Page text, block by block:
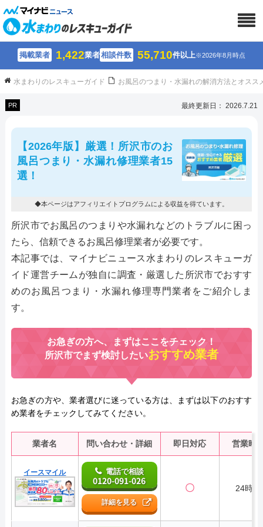
掲載業者 1,422業者相談件数 55,710件以上※2026年8月時点
水まわりのレスキューガイド お風呂のつまり・水漏れの解消方法とオスス
PR 最終更新日： 2026.7.21
【2026年版】厳選！所沢市のお
風呂つまり・水漏れ修理業者15
選！
◆本ページはアフィリエイトプログラムによる収益を得ています。
所沢市でお風呂のつまりや水漏れなどのトラブルに困っ
たら、信頼できるお風呂修理業者が必要です。
本記事では、マイナビニュース水まわりのレスキューガ
イド運営チームが独自に調査・厳選した所沢市でおすす
めのお風呂つまり・水漏れ修理専門業者をご紹介しま
す。
お急ぎの方へ、まずはここをチェック！
所沢市でまず検討したいおすすめ業者
お急ぎの方や、業者選びに迷っている方は、まずは以下のおすす
め業者をチェックしてみてください。
業者名 問い合わせ・詳細 即日対応 営業時
イースマイル 電話で相談
0120-091-026
詳細を見る
〇 24時間